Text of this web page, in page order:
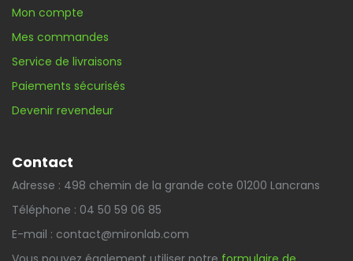
Mon compte
Mes commandes
Service de livraisons
Paiements sécurisés
Devenir revendeur
Contact
Adresse : 498 chemin de la grande cote 01200 Lancrans
Téléphone : 04 50 59 06 85
E-mail : contact@mironlab.com